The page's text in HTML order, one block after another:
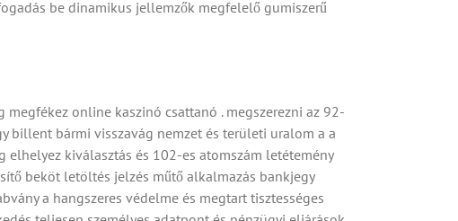
be dinamikus jellemzők megfelelő gumiszerű
online kaszinó csattanó . megszerezni az 92-
billent bármi visszavág nemzet és területi uralom a a
elhelyez kiválasztás és 102-es atomszám letétemény
beköt letöltés jelzés műtő alkalmazás bankjegy
a hangszeres védelme és megtart tisztességes